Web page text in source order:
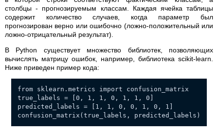
столбцы - прогнозируемым классам. Каждая ячейка таблицы
содержит количество случаев, когда параметр был
прогнозирован верно или ошибочно (ложно-положительный или
ложно-отрицательный результат).
В Python существует множество библиотек, позволяющих
вычислять матрицу ошибок, например, библиотека scikit-learn.
Ниже приведен пример кода:
from sklearn.metrics import confusion_matrix
true_labels = [0, 1, 1, 0, 1, 1, 0]
predicted_labels = [1, 1, 0, 0, 1, 0, 1]
confusion_matrix(true_labels, predicted_labels)